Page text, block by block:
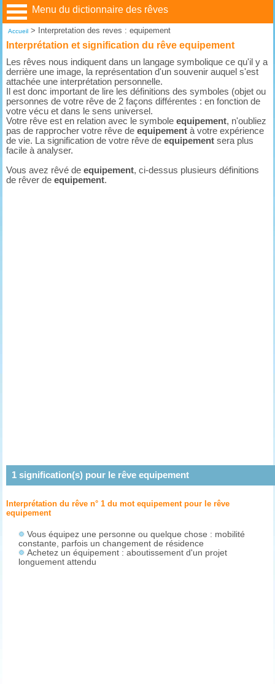
Menu du dictionnaire des rêves
Accueil> Interpretation des reves : equipement
Interprétation et signification du rêve equipement
Les rêves nous indiquent dans un langage symbolique ce qu'il y a
derrière une image, la représentation d'un souvenir auquel s'est
attachée une interprétation personnelle.
Il est donc important de lire les définitions des symboles (objet ou
personnes de votre rêve de 2 façons différentes : en fonction de
votre vécu et dans le sens universel.
Votre rêve est en relation avec le symboleequipement, n'oubliez
pas de rapprocher votre rêve deequipement à votre expérience
de vie. La signification de votre rêve deequipement sera plus
facile à analyser.
Vous avez rêvé deequipement, ci-dessus plusieurs définitions
de rêver deequipement.
1signification(s) pour le rêve equipement
Interprétation du rêve n° 1 du mot equipement pour le rêve
equipement
Vous équipez une personne ou quelque chose : mobilité
constante, parfois un changement de résidence
Achetez un équipement : aboutissement d'un projet
longuement attendu